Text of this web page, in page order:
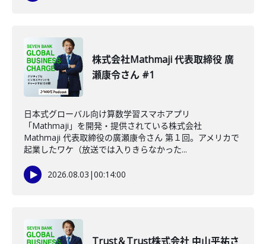
株式会社Mathmaji 代表取締役 廣
瀬康令さん #1
日本式グローバル向け算数学習スマホアプリ
「Mathmaji」を開発・提供されている株式会社
Mathmaji 代表取締役の廣瀬康令さん 第１回。アメリカで
起業したワケ（放送では入りきらなかった...
2026.08.03 |00:14:00
Trust＆Trust株式会社 中山平祐さ